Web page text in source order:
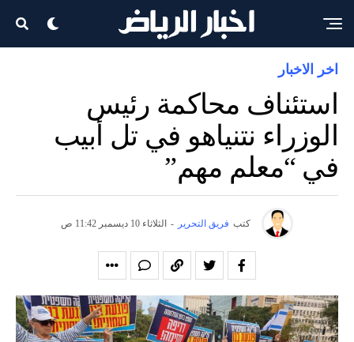
اخر الاخبار
استئناف محاكمة رئيس
الوزراء نتنياهو في تل أبيب
في “معلم مهم”
كتب فريق التحرير - الثلاثاء 10 ديسمبر 11:42 ص